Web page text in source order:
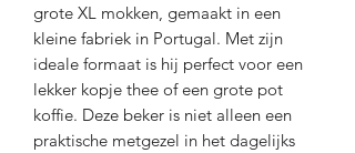
grote XL mokken, gemaakt in een
kleine fabriek in Portugal. Met zijn
ideale formaat is hij perfect voor een
lekker kopje thee of een grote pot
koffie. Deze beker is niet alleen een
praktische metgezel in het dagelijks